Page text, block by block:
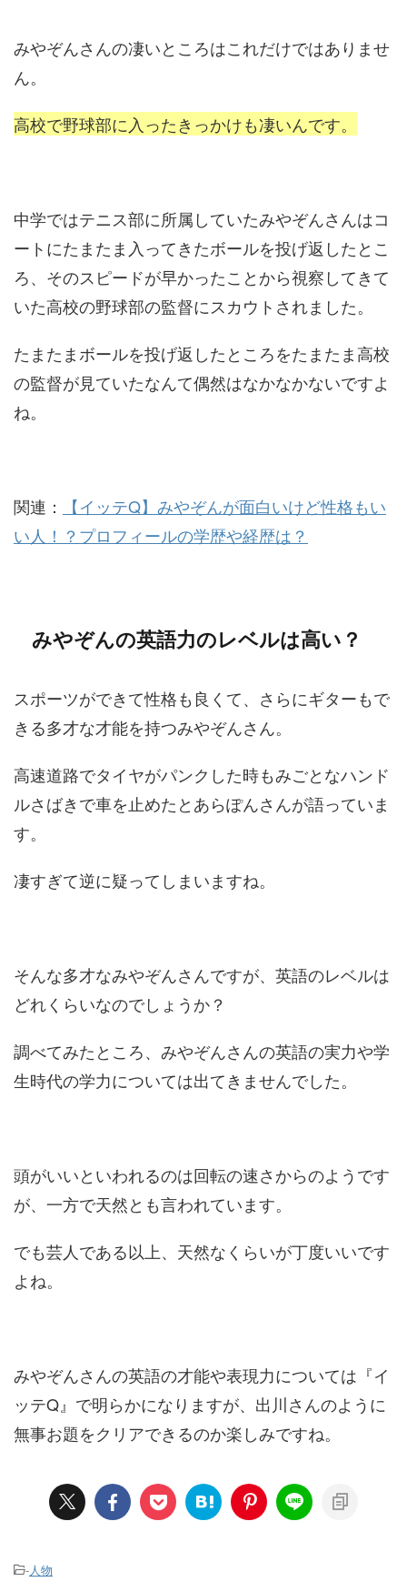
みやぞんさんの凄いところはこれだけではありませ
ん。
高校で野球部に入ったきっかけも凄いんです。
中学ではテニス部に所属していたみやぞんさんはコ
ートにたまたま入ってきたボールを投げ返したとこ
ろ、そのスピードが早かったことから視察してきて
いた高校の野球部の監督にスカウトされました。
たまたまボールを投げ返したところをたまたま高校
の監督が見ていたなんて偶然はなかなかないですよ
ね。
関連：
【イッテQ】みやぞんが面白いけど性格もい
い人！？プロフィールの学歴や経歴は？
みやぞんの英語力のレベルは高い？
スポーツができて性格も良くて、さらにギターもで
きる多才な才能を持つみやぞんさん。
高速道路でタイヤがパンクした時もみごとなハンド
ルさばきで車を止めたとあらぽんさんが語っていま
す。
凄すぎて逆に疑ってしまいますね。
そんな多才なみやぞんさんですが、英語のレベルは
どれくらいなのでしょうか？
調べてみたところ、みやぞんさんの英語の実力や学
生時代の学力については出てきませんでした。
頭がいいといわれるのは回転の速さからのようです
が、一方で天然とも言われています。
でも芸人である以上、天然なくらいが丁度いいです
よね。
みやぞんさんの英語の才能や表現力については『イ
ッテQ』で明らかになりますが、出川さんのように
無事お題をクリアできるのか楽しみですね。
-人物